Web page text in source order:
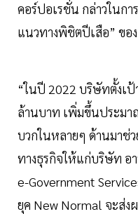
คอร์ปอเรชั่น กล่าวในกา
แนวทางพิชิตปีเสือ” ขอ
“ในปี 2022 บริษัทตั้งเป้
ล้านบาท เพิ่มขึ้นประม
บวกในหลายๆ ด้านมาช่
ทางธุรกิจให้แก่บริษัท อ
e-Government
ยุค New Normal จะส่ง